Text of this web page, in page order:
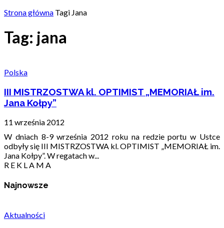
Strona główna Tagi Jana
Tag: jana
Polska
III MISTRZOSTWA kl. OPTIMIST „MEMORIAŁ im.
Jana Kołpy”
11 września 2012
W dniach 8-9 września 2012 roku na redzie portu w Ustce
odbyły się III MISTRZOSTWA kl. OPTIMIST „MEMORIAŁ im.
Jana Kołpy”. W regatach w...
R E K L A M A
Najnowsze
Aktualności